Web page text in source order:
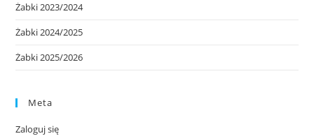
Żabki 2023/2024
Żabki 2024/2025
Żabki 2025/2026
Meta
Zaloguj się